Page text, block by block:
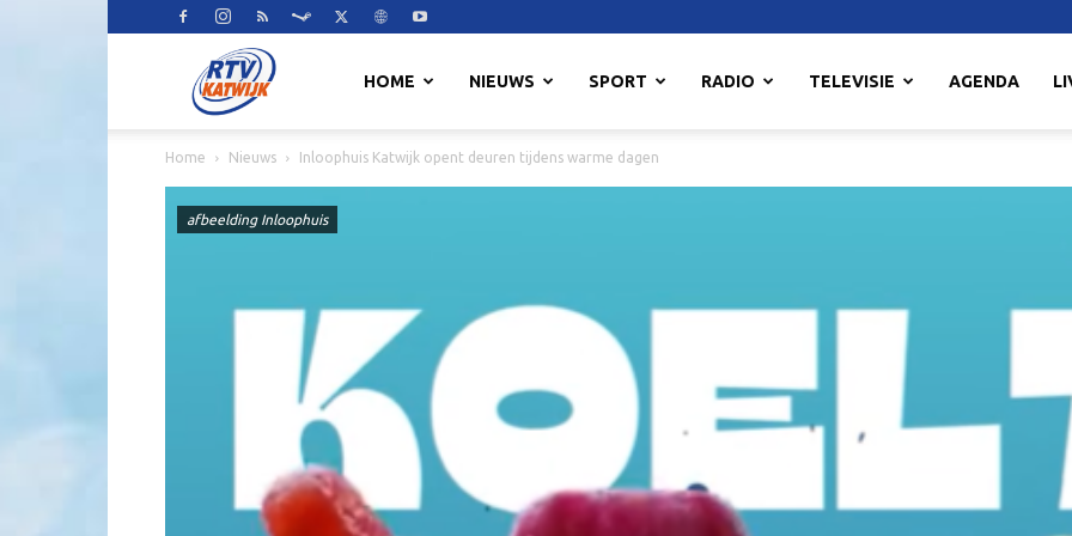
HOME NIEUWS SPORT RADIO TELEVISIE AGENDA
Home Nieuws Inloophuis Katwijk opent deuren tijdens warme dagen
afbeelding Inloophuis